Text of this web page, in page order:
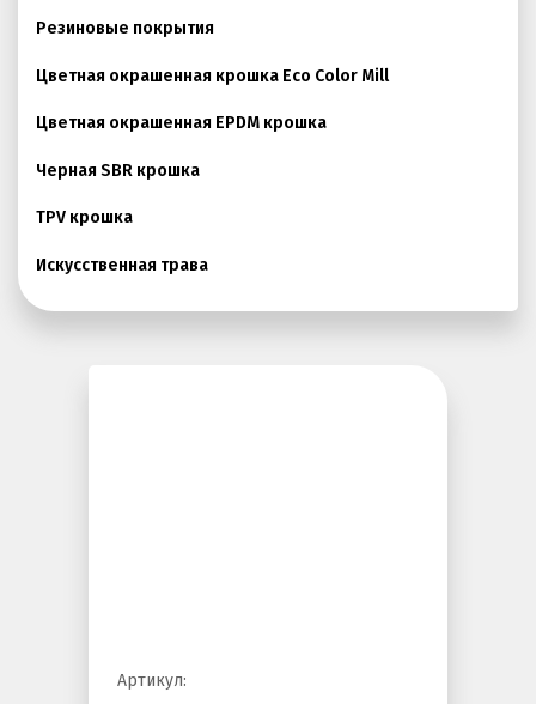
Покрытие для эксплуатируемой кровли
Покрытия детских площадок
Покрытия для беговых дорожек
Покрытия для спортивных площадок
Универсальные антискользящие покрытия
Искусственная трава
Резиновые покрытия
Цветная окрашенная крошка Eco Color Mill
Цветная окрашенная EPDM крошка
Черная SBR крошка
TPV крошка
Искусственная трава
Артикул: